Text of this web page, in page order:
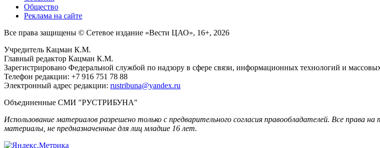
Общество
Реклама на сайте
Все права защищены © Сетевое издание «Вести ЦАО», 16+, 2026
Учредитель Кацман К.М.
Главный редактор Кацман К.М.
Зарегистрировано Федеральной службой по надзору в сфере связи, информационных технологий и
Телефон редакции: +7 916 751 78 88
Электронный адрес редакции: rustribuna@yandex.ru
Объединенные СМИ "РУСТРИБУНА"
Использование материалов разрешено только с предварительного согласия правообладателей. Все
материалы, не предназначенные для лиц младше 16 лет.